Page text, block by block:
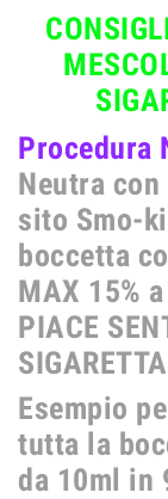
Procedura
Neutra
sito Smo-
boccetta
MAX 15%
PIACE
SIGARETTA
Esempio
tutta la
da 10ml in